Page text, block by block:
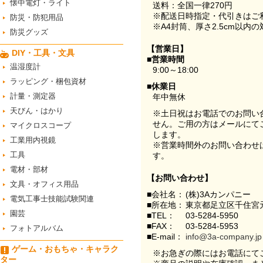
懐中電灯・ライト
防災・防犯用品
防災グッズ
DIY・工具・文具
温湿度計
ラッピング・梱包資材
計量・測定器
天びん・はかり
マイクロスコープ
工業用内視鏡
工具
電材・部材
文具・オフィス用品
電気工事士技能試験関連
園芸
フォトアルバム
ゲーム・おもちゃ・キャラク
ター
送料：全国一律270円
※配送日時指定・代引きはご
※A4封筒、厚さ2.5cm以内の
【営業日】
■営業時間
9:00～18:00
■休業日
年中無休
※土日祝はお電話でのお問い
せん。ご用の方はメールに
します。
※営業時間外のお問い合わせ
す。
【お問い合わせ】
■会社名： (株)3Aカンパニー
■所在地： 東京都足立区千住
■TEL：
03-5284-5950
■FAX：
03-5284-5953
■E-mail：
info@3a-company.jp
※お急ぎの際にはお電話にて